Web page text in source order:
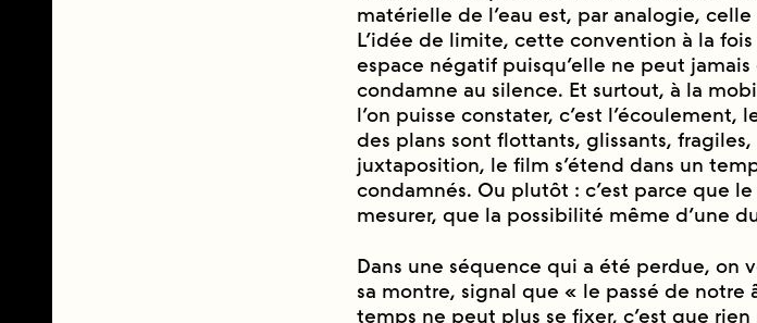
matérielle de l’eau est, par analogie,
L’idée de limite, cette convention à la
espace négatif puisqu’elle ne peut jamais
condamne au silence. Et surtout, à la
l’on puisse constater, c’est
des plans sont flottants, glissants,
juxtaposition, le film s’étend dans un
condamnés. Ou plutôt : c’est parce que
mesurer, que la possibilité même d’une
Dans une séquence qui a été perdue, on
sa montre, signal que « le passé de notre
temps ne peut plus se fixer, c’est que